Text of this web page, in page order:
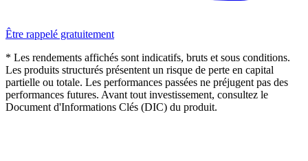
Être rappelé gratuitement
* Les rendements affichés sont indicatifs, bruts et sous conditions.
Les produits structurés présentent un risque de perte en capital
partielle ou totale. Les performances passées ne préjugent pas des
performances futures. Avant tout investissement, consultez le
Document d'Informations Clés (DIC) du produit.